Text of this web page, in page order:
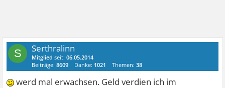
S Serthralinn
Mitglied seit:06.05.2014
Beiträge:8609 Danke: 1021 Themen:38
werd mal erwachsen. Geld verdien ich im